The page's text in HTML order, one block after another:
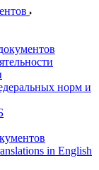
норм и
in English